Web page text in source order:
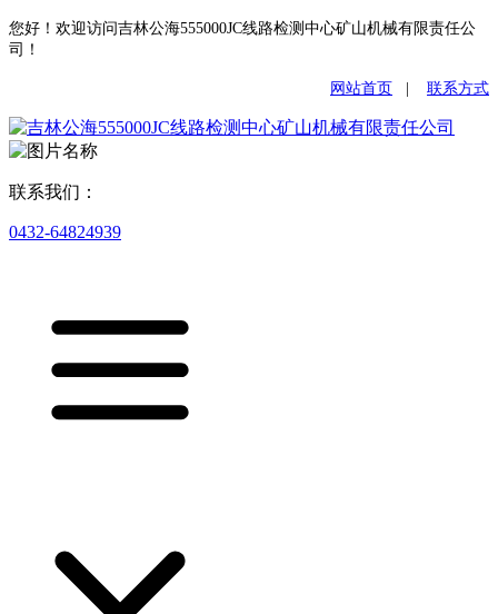
您好！欢迎访问吉林公海555000JC线路检测中心矿山机械有限责任公
司！
网站首页 联系方式
联系我们：
0432-64824939